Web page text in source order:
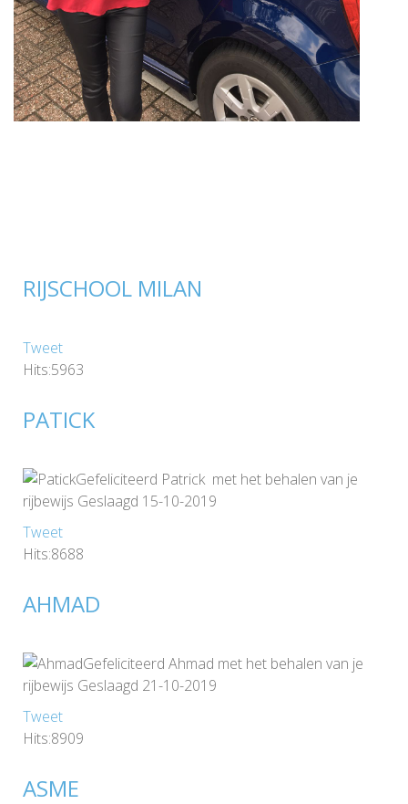
RIJSCHOOL MILAN
Tweet
Hits:5963
PATICK
Gefeliciteerd Patrick met het behalen van je
rijbewijs Geslaagd 15-10-2019
Tweet
Hits:8688
AHMAD
Gefeliciteerd Ahmad met het behalen van je
rijbewijs Geslaagd 21-10-2019
Tweet
Hits:8909
ASME